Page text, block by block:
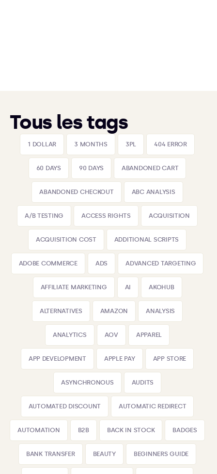
Tous les tags
1 DOLLAR 3 MONTHS 3PL 404 ERROR
60 DAYS 90 DAYS ABANDONED CART
ABANDONED CHECKOUT ABC ANALYSIS
A/B TESTING ACCESS RIGHTS ACQUISITION
ACQUISITION COST ADDITIONAL SCRIPTS
ADOBE COMMERCE ADS ADVANCED TARGETING
AFFILIATE MARKETING AI AKOHUB
ALTERNATIVES AMAZON ANALYSIS
ANALYTICS AOV APPAREL
APP DEVELOPMENT APPLE PAY APP STORE
ASYNCHRONOUS AUDITS
AUTOMATED DISCOUNT AUTOMATIC REDIRECT
AUTOMATION B2B BACK IN STOCK BADGES
BANK TRANSFER BEAUTY BEGINNERS GUIDE